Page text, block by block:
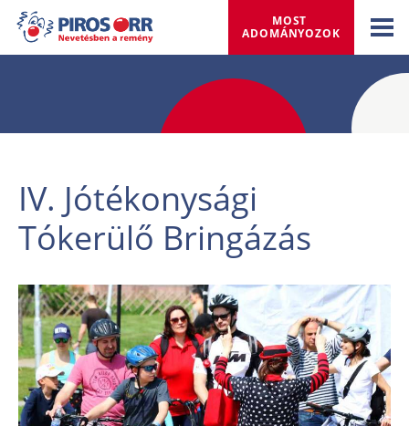
MOST
ADOMÁNYOZOK
IV. Jótékonysági
Tókerülő Bringázás